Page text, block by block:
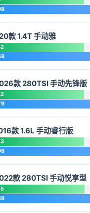
款 1.4T 手动雅
款 280TSI 手动先锋版
款 1.6L 手动睿行版
款 280TSI 手动悦享型